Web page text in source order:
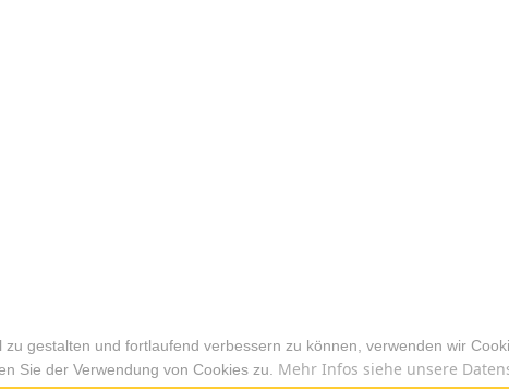
gestalten und fortlaufend verbessern zu können, verwenden wir
Sie der Verwendung von Cookies zu. Mehr Infos siehe unsere